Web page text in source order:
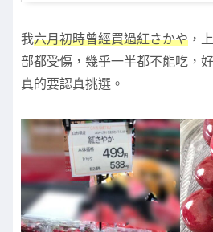
我六月初時曾經買過紅さかや ，
部都受傷，幾乎一半都不能吃，
真的要認真挑選。